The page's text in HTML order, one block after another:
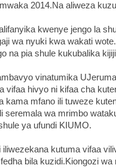
2014.Na aliweza
kwenye jengo la
wa nyuki kwa wakati
na pia shule kukubalika
vinatumika
vifaa hivyo ni kifaa cha
kama mfano ili tuweze
seremala wa mrimbo
ya ufundi KIUMO.
iliwezekana kutuma vifaa
bila kuzidi.Kiongozi